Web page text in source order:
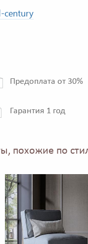
century
Предоплата от 30%
Гарантия 1 год
похожие по